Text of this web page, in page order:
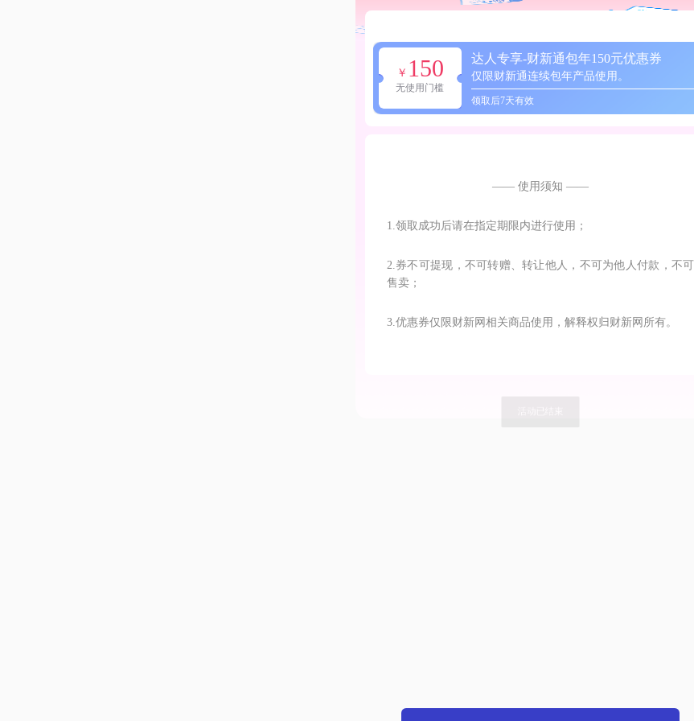
￥ 150
无使用门槛
达人专享-财新通包年150元优惠券
仅限财新通连续包年产品使用。
领取后7天有效
—— 使用须知 ——
1.领取成功后请在指定期限内进行使用；
2.券不可提现，不可转赠、转让他人，不可为他人付款，不可
售卖；
3.优惠券仅限财新网相关商品使用，解释权归财新网所有。